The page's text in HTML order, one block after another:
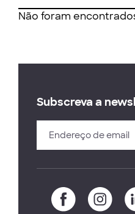
Não foram
Subscreva a